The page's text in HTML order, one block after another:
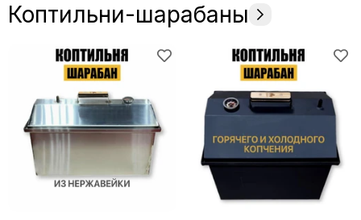
Коптильни-шарабаны